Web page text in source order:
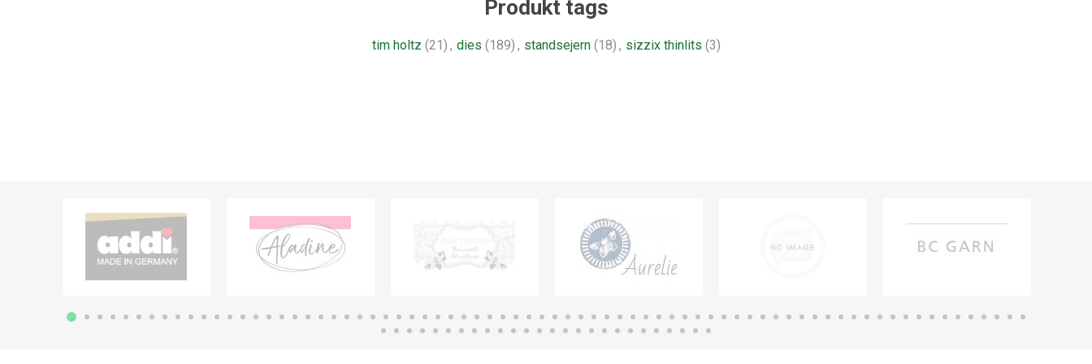
Produkt tags
tim holtz (21) , dies (189) , standsejern (18) , sizzix thinlits (3)